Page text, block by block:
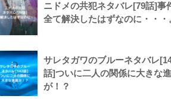
ニドメの共犯ネタバレ[79話]事
全て解決したはずなのに・・・
サレタガワのブルーネタバレ
話]ついに二人の関係に大きな
が！？